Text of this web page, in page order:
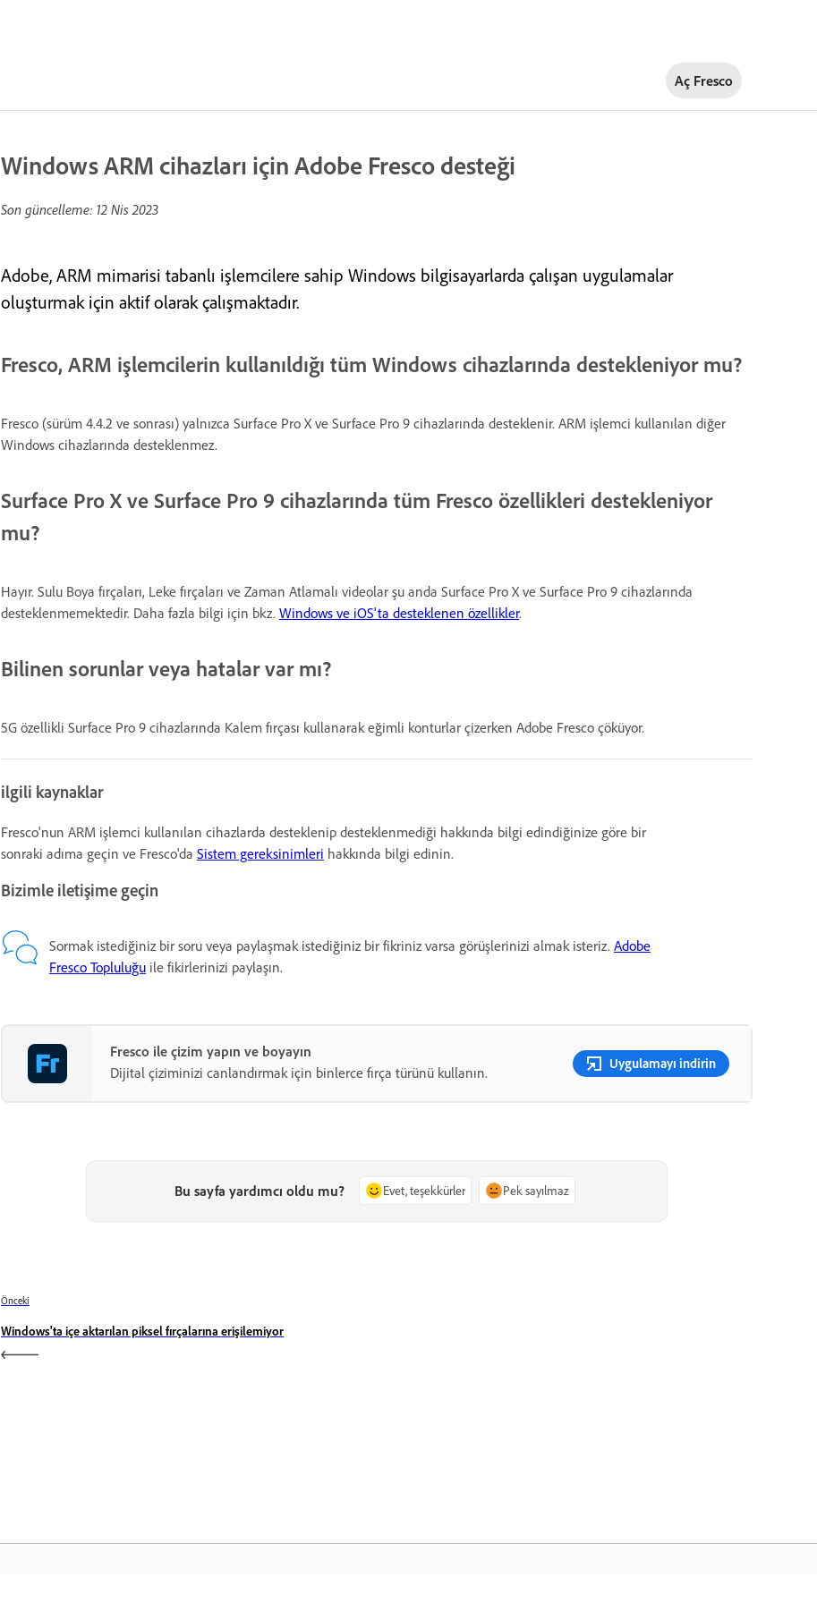
Aç Fresco
Windows ARM cihazları için Adobe Fresco desteği
Son güncelleme: 12 Nis 2023
Adobe, ARM mimarisi tabanlı işlemcilere sahip Windows bilgisayarlarda çalışan uygulamalar
oluşturmak için aktif olarak çalışmaktadır.
Fresco, ARM işlemcilerin kullanıldığı tüm Windows cihazlarında destekleniyor mu?
Fresco (sürüm 4.4.2 ve sonrası) yalnızca Surface Pro X ve Surface Pro 9 cihazlarında desteklenir. ARM işlemci kullanılan diğer
Windows cihazlarında desteklenmez.
Surface Pro X ve Surface Pro 9 cihazlarında tüm Fresco özellikleri destekleniyor
mu?
Hayır. Sulu Boya fırçaları, Leke fırçaları ve Zaman Atlamalı videolar şu anda Surface Pro X ve Surface Pro 9 cihazlarında
desteklenmemektedir. Daha fazla bilgi için bkz. Windows ve iOS'ta desteklenen özellikler.
Bilinen sorunlar veya hatalar var mı?
5G özellikli Surface Pro 9 cihazlarında Kalem fırçası kullanarak eğimli konturlar çizerken Adobe Fresco çöküyor.
ilgili kaynaklar
Fresco'nun ARM işlemci kullanılan cihazlarda desteklenip desteklenmediği hakkında bilgi edindiğinize göre bir
sonraki adıma geçin ve Fresco'da Sistem gereksinimleri hakkında bilgi edinin.
Bizimle iletişime geçin
Sormak istediğiniz bir soru veya paylaşmak istediğiniz bir fikriniz varsa görüşlerinizi almak isteriz. Adobe
Fresco Topluluğu ile fikirlerinizi paylaşın.
Fresco ile çizim yapın ve boyayın
Dijital çiziminizi canlandırmak için binlerce fırça türünü kullanın.
Uygulamayı indirin
Bu sayfa yardımcı oldu mu? Evet, teşekkürler Pek sayılmaz
Önceki
Windows'ta içe aktarılan piksel fırçalarına erişilemiyor